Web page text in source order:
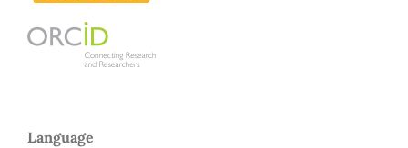
Language